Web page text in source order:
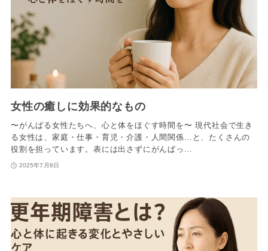
女性の癒しに効果的なもの
〜がんばる女性たちへ、心と体をほぐす時間を〜 現代社会で生き
る女性は、家庭・仕事・育児・介護・人間関係…と、たくさんの
役割を担っています。表には出さずにがんばっ…
2025年7月8日